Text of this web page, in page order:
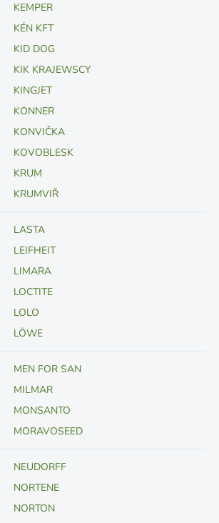
KEMPER
KÉN KFT
KID DOG
KIK KRAJEWSCY
KINGJET
KONNER
KONVIČKA
KOVOBLESK
KRUM
KRUMVIŘ
LASTA
LEIFHEIT
LIMARA
LOCTITE
LOLO
LÖWE
MEN FOR SAN
MILMAR
MONSANTO
MORAVOSEED
NEUDORFF
NORTENE
NORTON